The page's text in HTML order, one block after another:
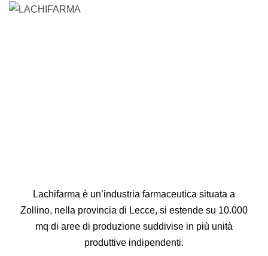
Lachifarma è un’industria farmaceutica situata a
Zollino, nella provincia di Lecce, si estende su 10.000
mq di aree di produzione suddivise in più unità
produttive indipendenti.